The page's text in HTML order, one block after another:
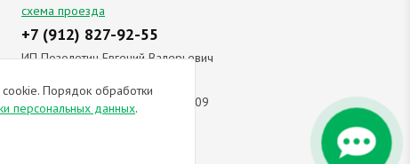
схема проезда
+7 (912) 827-92-55
ИП Позолотин Евгений Валерьевич
ИНН 434537218055 / ОГРН ИП
309434505600123 от 25.02.2009
соглашаетесь с
Порядок обработки
персональных данных.